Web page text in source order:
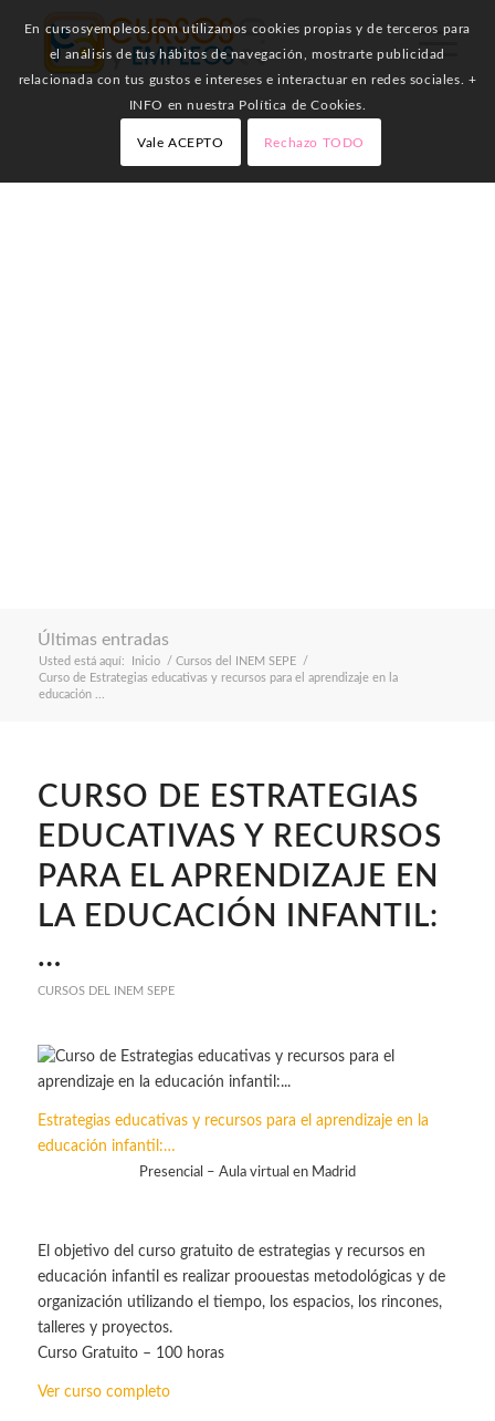
Últimas entradas
Usted está aquí: Inicio / Cursos del INEM SEPE
/
Curso de Estrategias educativas y recursos para el aprendizaje en la
educación ...
CURSO DE ESTRATEGIAS
EDUCATIVAS Y RECURSOS
PARA EL APRENDIZAJE EN
LA EDUCACIÓN INFANTIL:
…
CURSOS DEL INEM SEPE
Estrategias educativas y recursos para el aprendizaje en la
educación infantil:…
Presencial – Aula virtual en Madrid
El objetivo del curso gratuito de estrategias y recursos en
educación infantil es realizar proouestas metodológicas y de
organización utilizando el tiempo, los espacios, los rincones,
talleres y proyectos.
Curso Gratuito – 100 horas
Ver curso completo
En cursosyempleos.com utilizamos cookies propias y de terceros para
el análisis de tus hábitos de navegación, mostrarte publicidad
relacionada con tus gustos e intereses e interactuar en redes sociales. +
INFO en nuestra Política de Cookies.
Vale ACEPTO Rechazo TODO